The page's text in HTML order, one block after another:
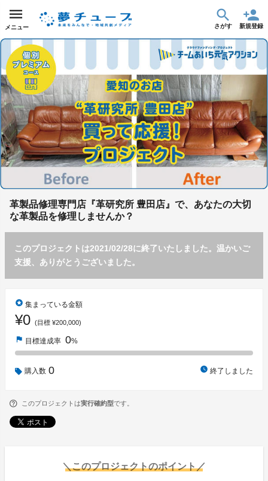
メニュー さがす 新規登録
革製品修理専門店『革研究所 豊田店』で、あなたの大切
な革製品を修理しませんか？
このプロジェクトは2021/02/28に終了いたしました。温かいご
支援、ありがとうございました。
stars 集まっている金額
¥0 (目標 ¥200,000)
flag 目標達成率 0%
購入数 0 watch_later 終了しました
このプロジェクトは実行確約型です。
＼このプロジェクトのポイント／